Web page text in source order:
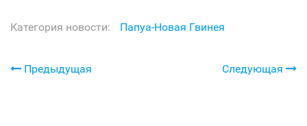
Категория новости: Папуа-Новая Гвинея
Предыдущая Следующая